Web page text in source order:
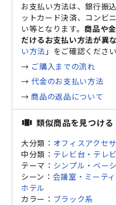
お支払い方法は、銀行振
ットカード決済、コンビ
い等となります。商品や
だけるお支払い方法が異
い方法 」をご確認ください
→ ご購入までの流れ
→代金のお支払い方法
→ 商品の返品について
view_carousel 類似商品を見つける
大分類： オフィスアクセ
中分類： テレビ台・テレ
テーマ： シンプル・ベー
シーン： 会議室・ミーテ
ホテル
カラー： ブラック系